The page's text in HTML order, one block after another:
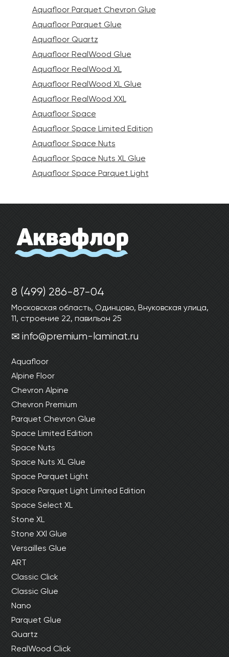
Aquafloor Parquet Chevron Glue
Aquafloor Parquet Glue
Aquafloor Quartz
Aquafloor RealWood Glue
Aquafloor RealWood XL
Aquafloor RealWood XL Glue
Aquafloor RealWood XXL
Aquafloor Space
Aquafloor Space Limited Edition
Aquafloor Space Nuts
Aquafloor Space Nuts XL Glue
Aquafloor Space Parquet Light
8 (499) 286-87-04
Московская область, Одинцово, Внуковская улица,
11, строение 22, павильон 25
info@premium-laminat.ru
Aquafloor
Alpine Floor
Chevron Alpine
Chevron Premium
Parquet Chevron Glue
Space Limited Edition
Space Nuts
Space Nuts XL Glue
Space Parquet Light
Space Parquet Light Limited Edition
Space Select XL
Stone XL
Stone XXl Glue
Versailles Glue
ART
Classic Click
Classic Glue
Nano
Parquet Glue
Quartz
RealWood Click